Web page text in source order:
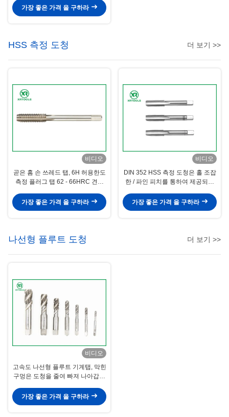
가장 좋은 가격 을 구하라
HSS 측정 도청 더 보기 >>
비디오
곧은 홈 손 쓰레드 탭, 6H 허용한도
측정 플러그 탭 62 - 66HRC 견고
가장 좋은 가격 을 구하라
비디오
DIN 352 HSS 측정 도청은 홀 조잡
한 / 파인 피치를 통하여 제공되는
가장 좋은 가격 을 구하라
나선형 플루트 도청 더 보기 >>
비디오
고속도 나선형 플루트 기계탭, 막힌
구멍은 도청을 줄여 빠져 나아갑니
가장 좋은 가격 을 구하라